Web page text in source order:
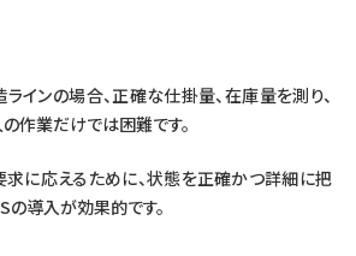
インの場合、正確な仕掛量、在庫量を測り、
作業だけでは困難です。
に応えるために、状態を正確かつ詳細に把
の導入が効果的です。